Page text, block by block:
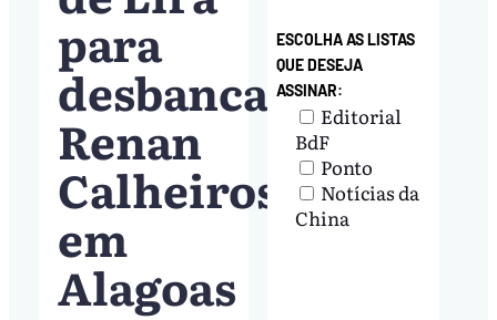
para
desbancar
Renan
Calheiros
em
Alagoas
ESCOLHA AS LISTAS
QUE DESEJA
ASSINAR:
Editorial
BdF
Ponto
Notícias da
China